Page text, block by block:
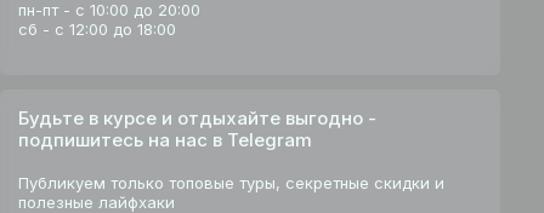
пн-пт - с 10:00 до 20:00
сб - с 12:00 до 18:00
Будьте в курсе и отдыхайте выгодно -
подпишитесь на нас в Telegram
Публикуем только топовые туры, секретные скидки и
полезные лайфхаки